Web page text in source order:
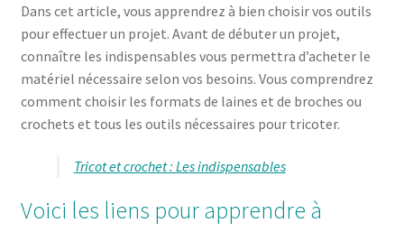
Dans cet article, vous apprendrez à bien choisir vos outils
pour effectuer un projet. Avant de débuter un projet,
connaître les indispensables vous permettra d’acheter le
matériel nécessaire selon vos besoins. Vous comprendrez
comment choisir les formats de laines et de broches ou
crochets et tous les outils nécessaires pour tricoter.
Tricot et crochet : Les indispensables
Voici les liens pour apprendre à